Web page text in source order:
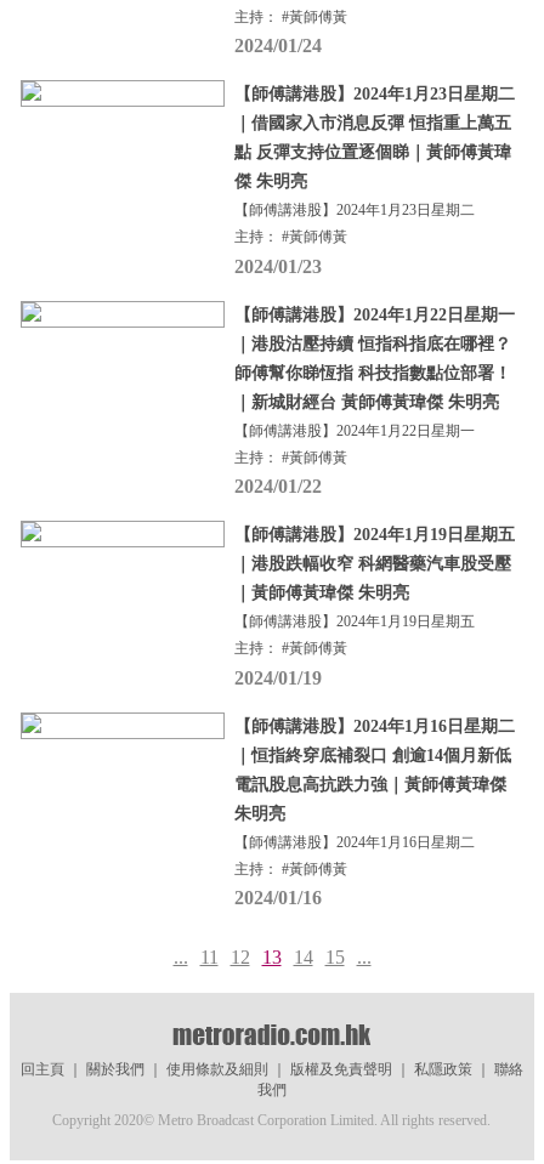
主持： #黃師傅黃
2024/01/24
【師傅講港股】2024年1月23日星期二
｜借國家入市消息反彈 恒指重上萬五
點 反彈支持位置逐個睇｜黃師傅黃瑋
傑 朱明亮
【師傅講港股】2024年1月23日星期二
主持： #黃師傅黃
2024/01/23
【師傅講港股】2024年1月22日星期一
｜港股沽壓持續 恒指科指底在哪裡？
師傅幫你睇恆指 科技指數點位部署！
｜新城財經台 黃師傅黃瑋傑 朱明亮
【師傅講港股】2024年1月22日星期一
主持： #黃師傅黃
2024/01/22
【師傅講港股】2024年1月19日星期五
｜港股跌幅收窄 科網醫藥汽車股受壓
｜黃師傅黃瑋傑 朱明亮
【師傅講港股】2024年1月19日星期五
主持： #黃師傅黃
2024/01/19
【師傅講港股】2024年1月16日星期二
｜恒指終穿底補裂口 創逾14個月新低
電訊股息高抗跌力強｜黃師傅黃瑋傑
朱明亮
【師傅講港股】2024年1月16日星期二
主持： #黃師傅黃
2024/01/16
... 11 12 13 14 15 ...
回主頁｜ 關於我們 使用條款及細則 版權及免責聲明 私隱政策｜ 聯絡
我們
Copyright 2020© Metro Broadcast Corporation Limited. All rights reserved.